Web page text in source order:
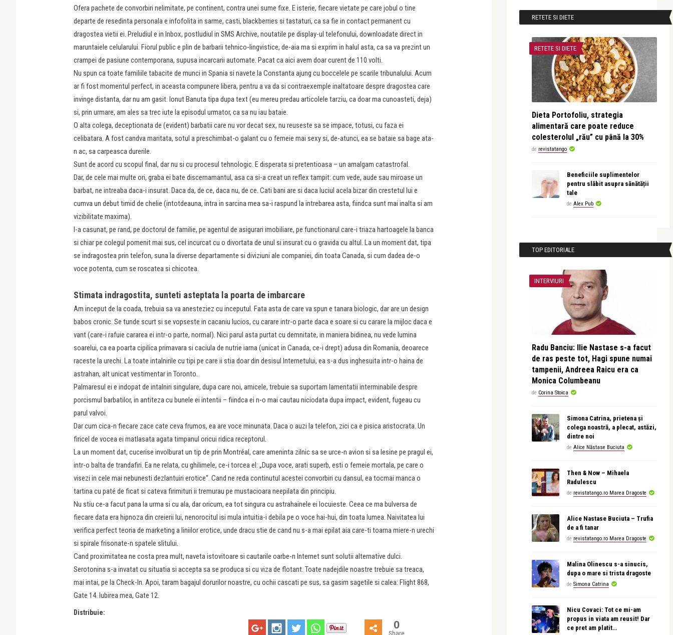
Ofera pachete de convorbiri nelimitate, pe continent, contra unei sume fixe. E isterie, fiecare vietate pe care jobul o tine
departe de resedinta personala e infofolita in sarme, casti, blackberries si tastaturi, ca sa fie in contact permanent cu
dragostea vietii ei. Preludiul e in Inbox, postludiul in SMS Archive, noutatile pe display-ul telefonului, downloadate direct in
maruntaiele celularului. Fiorul public e plin de barbarii tehnico-lingvistice, de-aia ma si exprim in halul asta, ca sa va prezint un
crampei de pasiune contemporana, supusa incarcarii automate. Pacat ca aici avem doar curent de 110 volti.
Nu spun ca toate familiile tabacite de munci in Spania si navete la Constanta ajung cu boccelele pe scarile tribunalului. Acum
ar fi fost momentul perfect, in aceasta compunere libera, pentru a va da si contraexemple inaltatoare despre dragostea care
invinge distanta, dar nu am gasit. Ionut Banuta tipa dupa text (eu mereu predau articolele tarziu, ca doar ma cunoasteti, deja)
si, prin urmare, am ales sa trec iute la episodul urmator, ca sa nu iau bataie.
O alta colega, deceptionata de (evident) barbatii care nu vor decat sex, nu reuseste sa se impace, totusi, cu faza ei
celibatara. A fost candva maritata, sotul a preschimbat-o galant cu o femeie mai sexy si, de-atunci, ea se bataie sa bage ata-
n ac, sa carpeasca durerile.
Sunt de acord cu scopul final, dar nu si cu procesul tehnologic. E disperata si pretentioasa – un amalgam catastrofal.
Dar, de cele mai multe ori, graba ei bate discernamantul, asa ca si-a creat un reflex tampit: cum vede, aude sau miroase un
barbat, ne intreaba daca-i insurat. Daca da, de ce, daca nu, de ce. Cati bani are si daca luciul acela bizar din crestetul lui e
cumva un debut timid de chelie (intotdeauna, intra in sarcina mea sa-i raspund la intrebarea asta, fiindca sunt mai inalta si am
vizibilitate maxima).
I-a casunat, pe rand, pe doctorul de familie, pe agentul de asigurari imobiliare, pe functionarul care-i triaza hartoagele la banca
si chiar pe colegul pomenit mai sus, cel incurcat cu o divortata de unul si insurat cu o gravida cu altul. La un moment dat, tipa
se indragostea prin telefon, suna la diverse departamente si diviziuni ale companiei, din toata Canada, si cum dadea de-o
voce potenta, cum se roscatea si chicotea.
Stimata indragostita, sunteti asteptata la poarta de imbarcare
Am inceput de la coada, trebuia sa va anesteziez cu inceputul. Fata asta de care va spun e tanara biologic, dar are un design
babos cronic. Se tunde scurt si se vopseste in cacaniu lucios, cu carare intr-o parte daca e soare si cu carare la mijloc daca e
vant (care-i rafuie cararea ei intr-o parte, normal). Nici parul asta purtat cu demnitate, in maniera bidinea, nu vede lumina
soarelui, ca ea poarta cipilica primavara si caciula de nutrie iarna (unicat in Canada, ce-i drept) adusa din Romania, deoarece
raceste la urechi. La toate intalnirile cu tipi pe care ii stia doar din desisul Internetului, ea s-a dus inghesuita intr-o haina de
astrahan, alt unicat vestimentar in Toronto.
Palmaresul ei e indopat de intalniri singulare, dupa care noi, amicele, trebuie sa suportam lamentatii interminabile despre
porcismul barbatilor, in antiteza cu bunele ei intentii – fiindca ei n-o mai cautau niciodata dupa impact, evident, fugeau cu
parul valvoi.
Dar cum cica-n fiecare zace cate ceva frumos, ea are voce minunata. Daca o auzi la telefon, zici ca e pisica aristocrata. Un
firicel de vocea ei matlasata agata timpanul oricui ridica receptorul.
La un moment dat, cucerise involburat un tip de prin Montréal, care ameninta zilnic sa se urce-n avion si sa lesine pe pragul ei,
intr-o balta de trandafiri. Ea ne relata, cu ghilimele, ce-i torcea el: „Dupa voce, arati superb, esti o femeie mortala, pe care o
visezi in cele mai nebunesti dezlantuiri erotice“. Cand ne reda continutul acestei convorbiri cu dansul, ea tocmai manca o
tartina cu paté de ficat si cateva firimituri ii tremurau pe mustacioara neepilata din principiu.
Nu stiu ce-a facut pana la urma si cu ala, dar oricum, ea tot singura cu astrahainele ei locuieste. Ceea ce ma bulversa de
fiecare data era hipnoza din creierii lui, nenorocitul isi mula intuitia-i debila pe o voce hai-hui, din toata lumea. Naivitatea lui
verifica perfect teoria de marketing a liniilor erotice, unde dracu stie de cand nu s-a mai epilat aia care-ti toarna miere-n urechi
si spirale frisonate-n spatele slitului.
Cand proximitatea ne costa prea mult, naveta istovitoare si cautarile oarbe-n Internet sunt solutii alternative dulci.
Serotonina s-a invatat cu situatia si accepta sa se produca si cu viza de flotant. Toate nadejdile noastre trebuie sa treaca,
mai intai, pe la Check-In. Apoi, taram bagajul dorurilor noastre, cu ochii cascati pe sus, sa gasim sagetile si calea: Flight 868,
Gate 14. Iubirea mea, Gate 12.
Distribuie:
0
Share
RETETE SI DIETE
RETETE SI DIETE
Dieta Portofoliu, strategia
alimentară care poate reduce
colesterolul „rău” cu până la 30%
de revistatango
Beneficiile suplimentelor
pentru slăbit asupra sănătății
tale
de Alex Pub
TOP EDITORIALE
INTERVIURI
Radu Banciu: Ilie Nastase s-a facut
de ras peste tot, Hagi spune numai
tampenii, Andreea Raicu era ca
Monica Columbeanu
de Corina Stoica
Simona Catrina, prietena și
colega noastră, a plecat, astăzi,
dintre noi
de Alice Năstase Buciuta
Then & Now – Mihaela
Radulescu
de revistatango.ro Marea Dragoste
Alice Nastase Buciuta – Trufia
de a fi tanar
de revistatango.ro Marea Dragoste
Malina Olinescu s-a sinucis,
dupa o mare si trista dragoste
de Simona Catrina
Nicu Covaci: Tot ce mi-am
propus in viata am reusit! Dar
ce pret am platit…